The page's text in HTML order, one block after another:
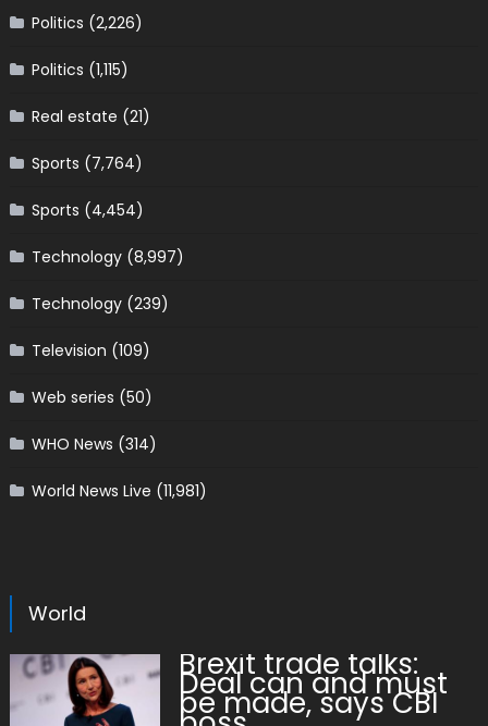
Politics (2,226)
Politics (1,115)
Real estate (21)
Sports (7,764)
Sports (4,454)
Technology(8,997)
Technology(239)
Television (109)
Web series (50)
WHO News (314)
World News Live (11,981)
World
Brexit trade talks:
Deal can and must
be made, says CBI